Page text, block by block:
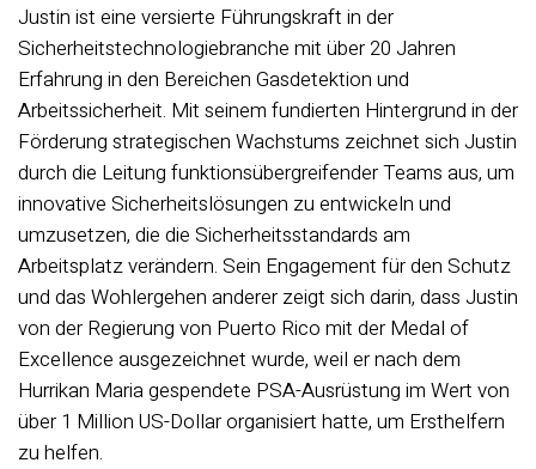
Justin ist eine versierte Führungskraft in der
Sicherheitstechnologiebranche mit über 20 Jahren
Erfahrung in den Bereichen Gasdetektion und
Arbeitssicherheit. Mit seinem fundierten Hintergrund in der
Förderung strategischen Wachstums zeichnet sich Justin
durch die Leitung funktionsübergreifender Teams aus, um
innovative Sicherheitslösungen zu entwickeln und
umzusetzen, die die Sicherheitsstandards am
Arbeitsplatz verändern. Sein Engagement für den Schutz
und das Wohlergehen anderer zeigt sich darin, dass Justin
von der Regierung von Puerto Rico mit der Medal of
Excellence ausgezeichnet wurde, weil er nach dem
Hurrikan Maria gespendete PSA-Ausrüstung im Wert von
über 1 Million US-Dollar organisiert hatte, um Ersthelfern
zu helfen.